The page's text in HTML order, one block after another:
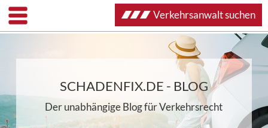
SCHADENFIX.DE - BLOG
Der unabhängige Blog für Verkehrsrecht
Verkehrsanwalt suchen